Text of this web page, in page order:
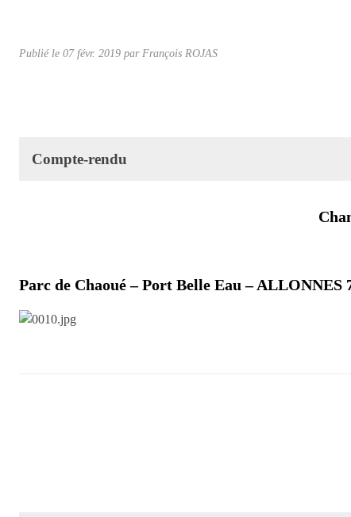
Publié le 07 févr. 2019 par François ROJAS
Compte-rendu
Parc de Chaoué – Port Belle Eau – ALLONNES